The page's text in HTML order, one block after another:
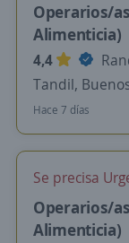
Operarios/
Alimenticia)
4,4
Tandil,
Hace 7 días
Se precisa
Operarios/
Alimenticia)